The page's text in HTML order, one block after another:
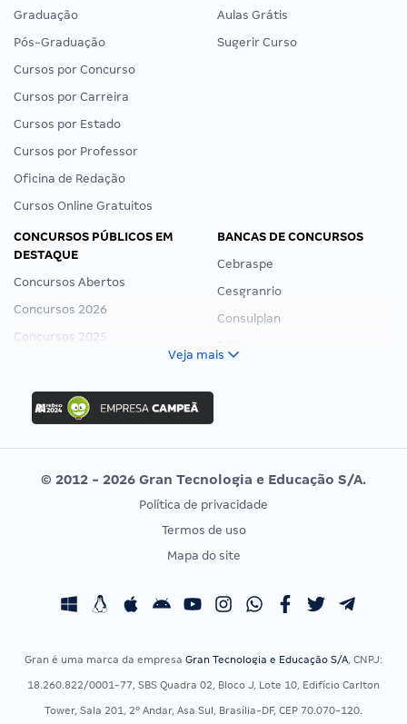
Graduação
Pós-Graduação
Cursos por Concurso
Cursos por Carreira
Cursos por Estado
Cursos por Professor
Oficina de Redação
Cursos Online Gratuitos
Aulas Grátis
Sugerir Curso
CONCURSOS PÚBLICOS EM
DESTAQUE
Concursos Abertos
Concursos 2026
Concursos 2025
Concurso Ibama
Concurso MPU
Editais publicados
BANCAS DE CONCURSOS
Cebraspe
Cesgranrio
Consulplan
Vunesp
CONCURSOS POR PROFISSÃO
Concursos Fiscais
Concursos Saúde
EXAME DE ORDEM
Calendário OAB
Veja mais
© 2012 - 2026 Gran Tecnologia e Educação S/A.
Política de privacidade
Termos de uso
Mapa do site
Gran é uma marca da empresa Gran Tecnologia e Educação S/A, CNPJ:
18.260.822/0001-77, SBS Quadra 02, Bloco J, Lote 10, Edifício Carlton
Tower, Sala 201, 2º Andar, Asa Sul, Brasília-DF, CEP 70.070-120.